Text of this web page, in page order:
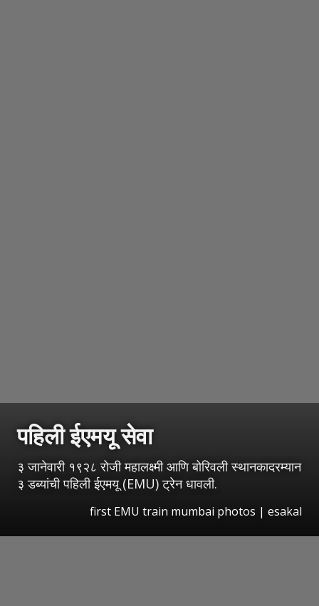
पहिली ईएमयू सेवा
३ जानेवारी १९२८ रोजी महालक्ष्मी आणि बोरिवली स्थानकादरम्यान
३ डब्यांची पहिली ईएमयू (EMU) ट्रेन धावली.
first EMU train mumbai photos | esakal